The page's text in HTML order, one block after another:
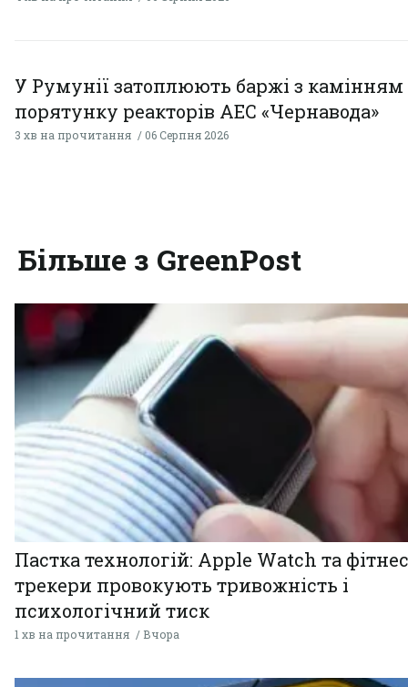
У Румунії затоплюють баржі з
порятунку реакторів АЕС «Чернавода»
3 хв на прочитання 06 Серпня 2026
Більше з GreenPost
Пастка технологій: Apple Watch та
трекери провокують тривожність і
психологічний тиск
1 хв на прочитання Вчора